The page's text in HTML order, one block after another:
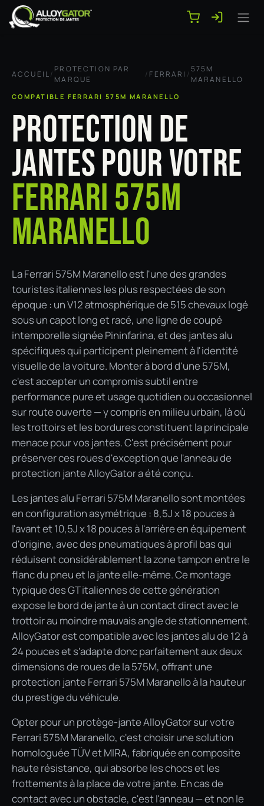
Se rendre au contenu
ACCUEIL/
PROTECTION PAR
MARQUE
/ FERRARI /
575M
MARANELLO
COMPATIBLE FERRARI 575M MARANELLO
PROTECTION DE
JANTES POUR VOTRE
FERRARI 575M
MARANELLO
La Ferrari 575M Maranello est l'une des grandes
touristes italiennes les plus respectées de son
époque : un V12 atmosphérique de 515 chevaux logé
sous un capot long et racé, une ligne de coupé
intemporelle signée Pininfarina, et des jantes alu
spécifiques qui participent pleinement à l'identité
visuelle de la voiture. Monter à bord d'une 575M,
c'est accepter un compromis subtil entre
performance pure et usage quotidien ou occasionnel
sur route ouverte — y compris en milieu urbain, là où
les trottoirs et les bordures constituent la principale
menace pour vos jantes. C'est précisément pour
préserver ces roues d'exception que l'anneau de
protection jante AlloyGator a été conçu.
Les jantes alu Ferrari 575M Maranello sont montées
en configuration asymétrique : 8,5J x 18 pouces à
l'avant et 10,5J x 18 pouces à l'arrière en équipement
d'origine, avec des pneumatiques à profil bas qui
réduisent considérablement la zone tampon entre le
flanc du pneu et la jante elle-même. Ce montage
typique des GT italiennes de cette génération
expose le bord de jante à un contact direct avec le
trottoir au moindre mauvais angle de stationnement.
AlloyGator est compatible avec les jantes alu de 12 à
24 pouces et s'adapte donc parfaitement aux deux
dimensions de roues de la 575M, offrant une
protection jante Ferrari 575M Maranello à la hauteur
du prestige du véhicule.
Opter pour un protège-jante AlloyGator sur votre
Ferrari 575M Maranello, c'est choisir une solution
homologuée TÜV et MIRA, fabriquée en composite
haute résistance, qui absorbe les chocs et les
frottements à la place de votre jante. En cas de
contact avec un obstacle, c'est l'anneau — et non le